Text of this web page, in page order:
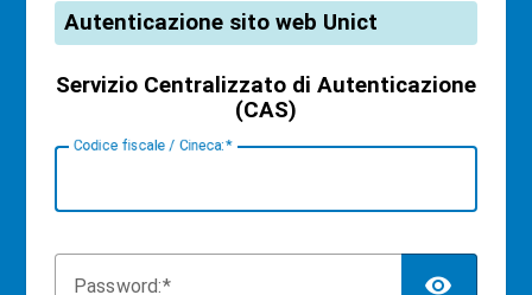
Autenticazione sito web Unict
Servizio Centralizzato di Autenticazione
(CAS)
Codice fiscale / Cineca:
Password: